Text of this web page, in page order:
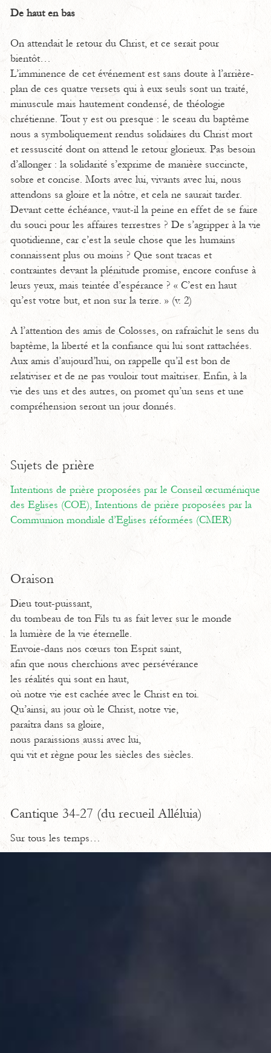
De haut en bas
On attendait le retour du Christ, et ce serait pour
bientôt…
L’imminence de cet événement est sans doute à l’arrière-
plan de ces quatre versets qui à eux seuls sont un traité,
minuscule mais hautement condensé, de théologie
chrétienne. Tout y est ou presque : le sceau du baptême
nous a symboliquement rendus solidaires du Christ mort
et ressuscité dont on attend le retour glorieux. Pas besoin
d’allonger : la solidarité s’exprime de manière succincte,
sobre et concise. Morts avec lui, vivants avec lui, nous
attendons sa gloire et la nôtre, et cela ne saurait tarder.
Devant cette échéance, vaut-il la peine en effet de se faire
du souci pour les affaires terrestres ? De s’agripper à la vie
quotidienne, car c’est la seule chose que les humains
connaissent plus ou moins ? Que sont tracas et
contraintes devant la plénitude promise, encore confuse à
leurs yeux, mais teintée d’espérance ? « C’est en haut
qu’est votre but, et non sur la terre. » (v. 2)
A l’attention des amis de Colosses, on rafraîchit le sens du
baptême, la liberté et la confiance qui lui sont rattachées.
Aux amis d’aujourd’hui, on rappelle qu’il est bon de
relativiser et de ne pas vouloir tout maîtriser. Enfin, à la
vie des uns et des autres, on promet qu’un sens et une
compréhension seront un jour donnés.
Sujets de prière
Intentions de prière proposées par le Conseil œcuménique
des Eglises (COE), Intentions de prière proposées par la
Communion mondiale d’Eglises réformées (CMER)
Oraison
Dieu tout-puissant,
du tombeau de ton Fils tu as fait lever sur le monde
la lumière de la vie éternelle.
Envoie-dans nos cœurs ton Esprit saint,
afin que nous cherchions avec persévérance
les réalités qui sont en haut,
où notre vie est cachée avec le Christ en toi.
Qu’ainsi, au jour où le Christ, notre vie,
paraîtra dans sa gloire,
nous paraissions aussi avec lui,
qui vit et règne pour les siècles des siècles.
Cantique 34-27 (du recueil Alléluia)
Sur tous les temps…